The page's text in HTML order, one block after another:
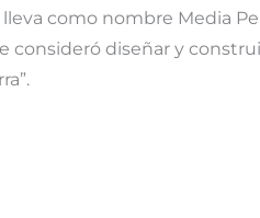
como nombre Media
consideró diseñar y